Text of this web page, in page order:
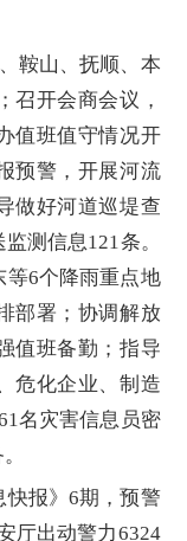
鞍山、抚顺、本
召开会商会议，
值班值守情况开
预警，开展河流
做好河道巡堤查
测信息121条。
等6个降雨重点地
部署；协调解放
值班备勤；指导
危化企业、制造
名灾害信息员密
报》6期，预警
厅出动警力6324